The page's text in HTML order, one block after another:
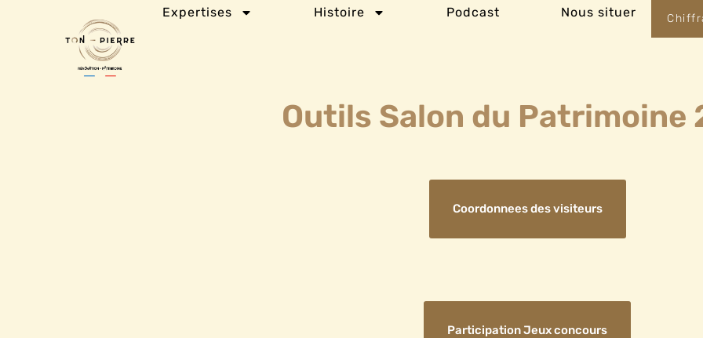
Expertises Histoire Podcast Nous situer
Outils Salon du Patrimoine
Coordonnees des visiteurs
Participation Jeux concours